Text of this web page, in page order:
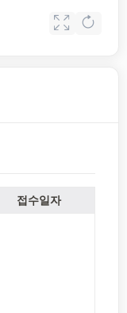
접수일자